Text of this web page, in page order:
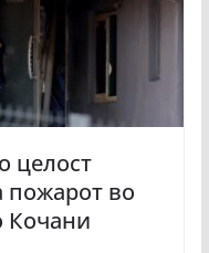
целост
пожарот во
Кочани